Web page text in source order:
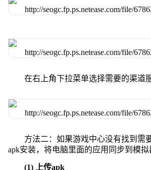
在右上角下拉菜单选择需要的渠道
方法二：如果游戏中心没有找到需
apk安装，将电脑里面的应用同步到模拟
(1) 上传apk